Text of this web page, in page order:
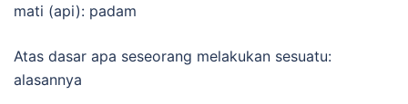
mati (api): padam
Atas dasar apa seseorang melakukan sesuatu:
alasannya